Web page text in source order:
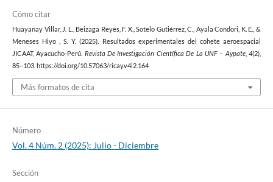
Cómo citar
Huayanay Villar, J. L., Beizaga Reyes, F. X., Sotelo Gutiérrez, C., Ayala Condori, K. E., &
Meneses Hiyo , S. Y. (2025). Resultados experimentales del cohete aeroespacial
JICAAT, Ayacucho-Perú. Revista De Investigación Científica De La UNF – Aypate,4(2),
85–103. https://doi.org/10.57063/ricay.v4i2.164
Más formatos de cita
Número
Vol. 4 Núm. 2 (2025): Julio - Diciembre
Sección